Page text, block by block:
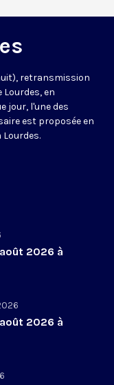
retransmission
en
jour, l'une des
est proposée en
2026 à
2026 à